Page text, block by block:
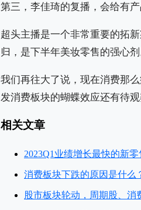
第三，李佳琦的复播，会给有
超头主播是一个非常重要的拓
归，是下半年美妆零售的强心剂
我们再往大了说，现在消费那
发消费板块的蝴蝶效应还有待观
相关文章
2023Q1业绩增长最快的新
消费板块下跌的原因是什么
股市板块轮动，周期股、消